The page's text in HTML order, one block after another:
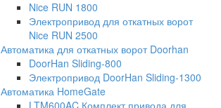
Nice RUN 1800
Электропривод для откатных ворот
Nice RUN 2500
Автоматика для откатных ворот Doorhan
DoorHan Sliding-800
Электропривод DoorHan Sliding-1300
Автоматика HomeGate
LTM600AC Комплект привода для